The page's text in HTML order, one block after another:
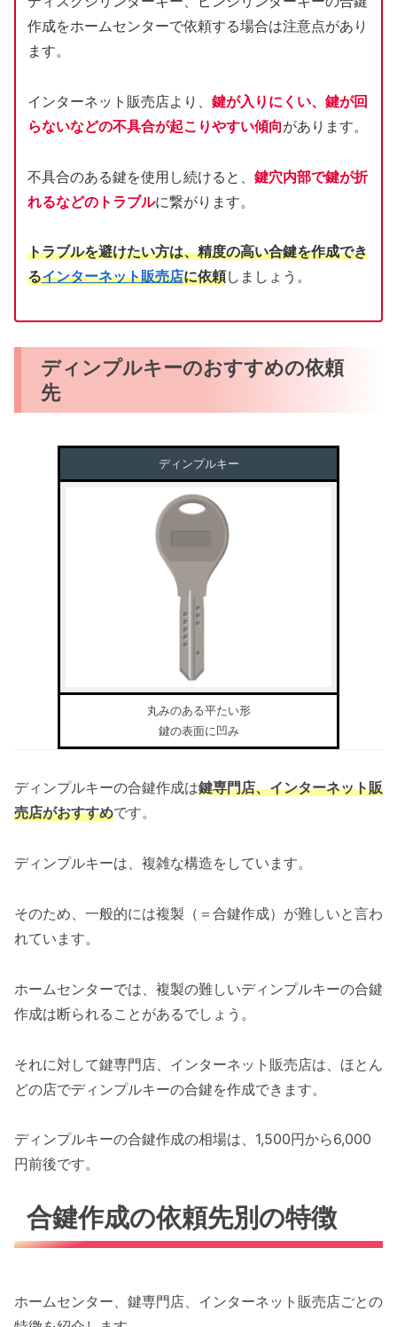
作成をホームセンターで依頼する場合は注意点があり
ます。
インターネット販売店より、 鍵が入りにくい、鍵が回
らないなどの不具合が起こりやすい傾向があります。
不具合のある鍵を使用し続けると、 鍵穴内部で鍵が折
れるなどのトラブルに繋がります。
トラブルを避けたい方は、精度の高い合鍵を作成でき
るインターネット販売店に依頼しましょう。
ディンプルキーのおすすめの依頼
先
ディンプルキー
丸みのある平たい形
鍵の表面に凹み
ディンプルキーの合鍵作成は鍵専門店、インターネット販
売店がおすすめです。
ディンプルキーは、複雑な構造をしています。
そのため、一般的には複製（＝合鍵作成）が難しいと言わ
れています。
ホームセンターでは、複製の難しいディンプルキーの合鍵
作成は断られることがあるでしょう。
それに対して鍵専門店、インターネット販売店は、ほとん
どの店でディンプルキーの合鍵を作成できます。
ディンプルキーの合鍵作成の相場は、1,500円から6,000
円前後です。
合鍵作成の依頼先別の特徴
ホームセンター、鍵専門店、インターネット販売店ごとの